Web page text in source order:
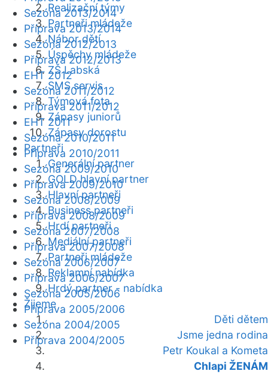
Realizační týmy
Partneři mládeže
Nábor dětí
Úspěchy mládeže
ZŠ Labská
SMS servis
Týmová fota
Zápasy juniorů
Zápasy dorostu
Partneři
Generální partner
GOLD hlavní partner
Hlavní partneři
Business partneři
Hrdí partneři
Mediální partneři
Partneři mládeže
Reklamní nabídka
Hrdý partner - nabídka
Žijeme
Děti dětem
Jsme jedna rodina
Petr Koukal a Kometa
Chlapi ŽENÁM
Sezóna 2013/2014
Příprava 2013/2014
Sezóna 2012/2013
Příprava 2012/2013
EHT 2012
Sezóna 2011/2012
Příprava 2011/2012
EHT 2011
Sezóna 2010/2011
Příprava 2010/2011
Sezóna 2009/2010
Příprava 2009/2010
Sezóna 2008/2009
Příprava 2008/2009
Sezóna 2007/2008
Příprava 2007/2008
Sezóna 2006/2007
Příprava 2006/2007
Sezóna 2005/2006
Příprava 2005/2006
Sezóna 2004/2005
Příprava 2004/2005